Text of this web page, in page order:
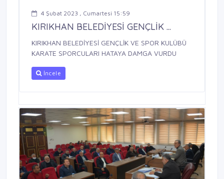
4 Şubat 2023 , Cumartesi 15:59
KIRIKHAN BELEDİYESİ GENÇLİK ...
KIRIKHAN BELEDİYESİ GENÇLİK VE SPOR KULÜBÜ
KARATE SPORCULARI HATAYA DAMGA VURDU
İncele